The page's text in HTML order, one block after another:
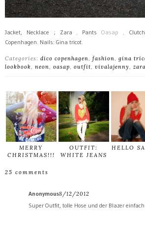
Jacket, Necklace ; Zara . Pants Oasap .
Copenhagen. Nails: Gina tricot.
Categories: dico copenhagen, fashion, gina
lookbook, neon, oasap, outfit, vivalajenny, zara
MERRY
CHRISTMAS!!!
OUTFIT:
WHITE JEANS
HELLO
25 comments
Anonymous8/12/2012
Super Outfit, tolle Hose und der Blazer